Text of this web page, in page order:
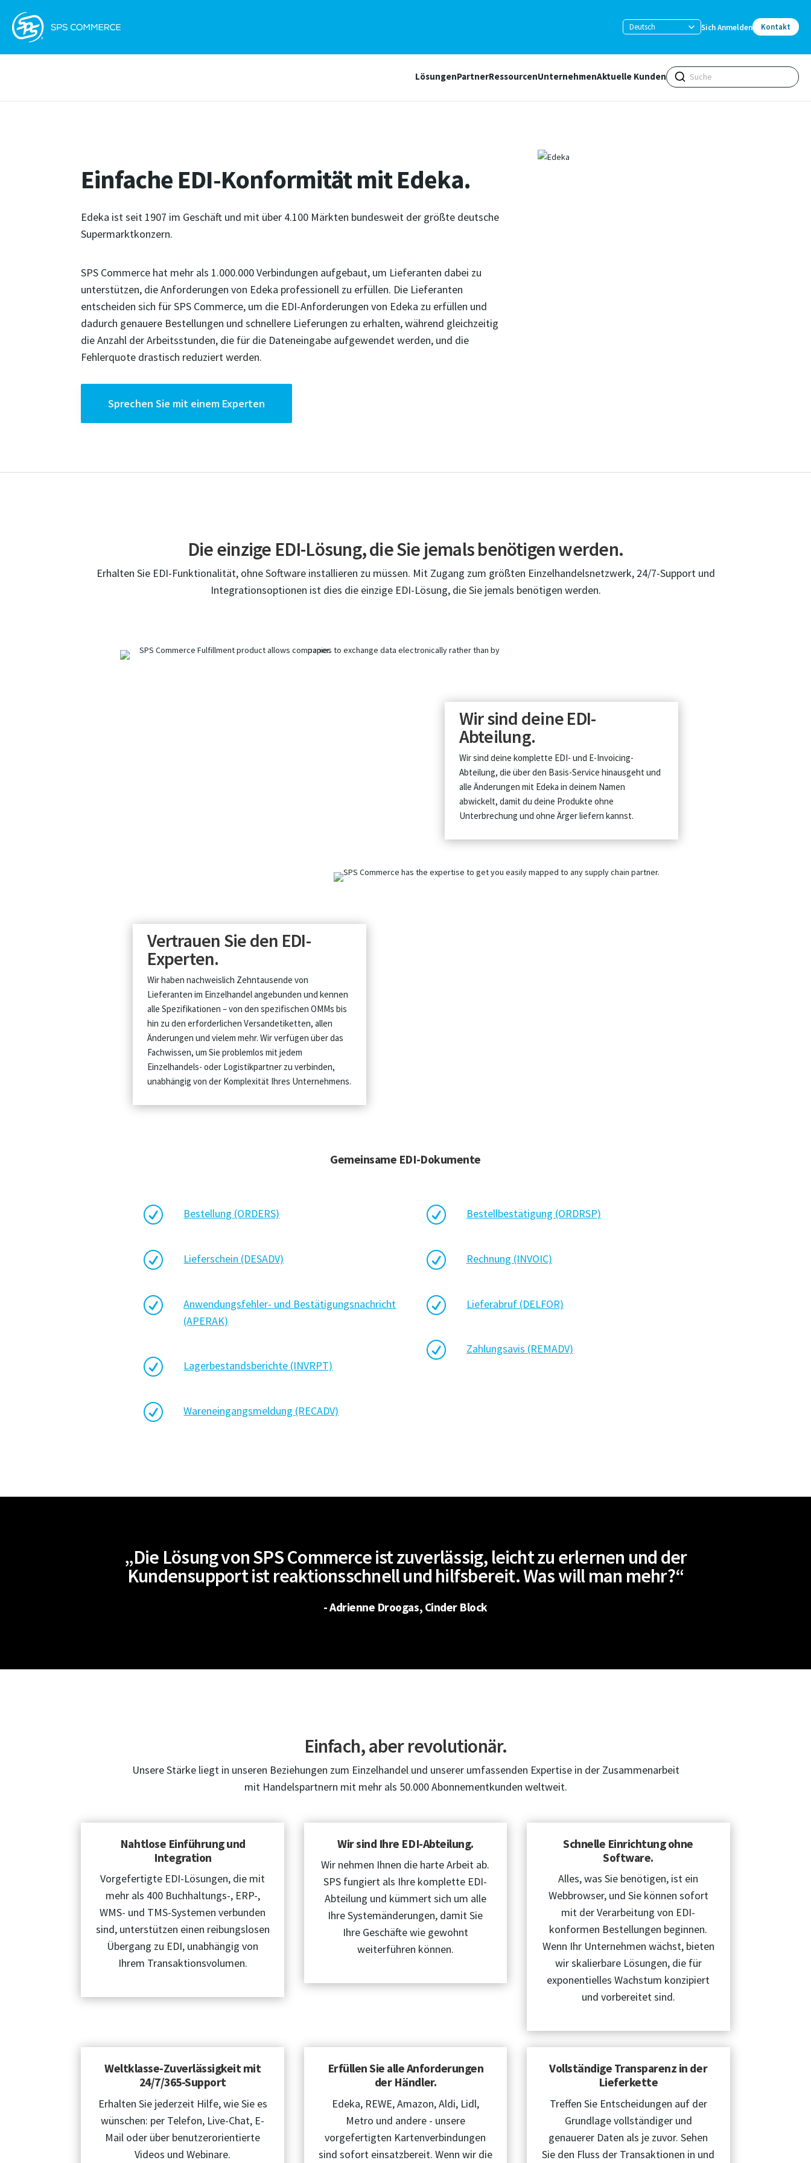
Deutsch Sich Anmelden Kontakt
LösungenPartnerRessourcenUnternehmenAktuelle Kunden
Einfache EDI-Konformität mit Edeka.
Edeka ist seit 1907 im Geschäft und mit über 4.100 Märkten bundesweit der größte deutsche
Supermarktkonzern.
SPS Commerce hat mehr als 1.000.000 Verbindungen aufgebaut, um Lieferanten dabei zu
unterstützen, die Anforderungen von Edeka professionell zu erfüllen. Die Lieferanten
entscheiden sich für SPS Commerce, um die EDI-Anforderungen von Edeka zu erfüllen und
dadurch genauere Bestellungen und schnellere Lieferungen zu erhalten, während gleichzeitig
die Anzahl der Arbeitsstunden, die für die Dateneingabe aufgewendet werden, und die
Fehlerquote drastisch reduziert werden.
Sprechen Sie mit einem Experten
Die einzige EDI-Lösung, die Sie jemals benötigen werden.
Erhalten Sie EDI-Funktionalität, ohne Software installieren zu müssen. Mit Zugang zum größten Einzelhandelsnetzwerk, 24/7-Support und
Integrationsoptionen ist dies die einzige EDI-Lösung, die Sie jemals benötigen werden.
Wir sind deine EDI-
Abteilung.
Wir sind deine komplette EDI- und E-Invoicing-
Abteilung, die über den Basis-Service hinausgeht und
alle Änderungen mit Edeka in deinem Namen
abwickelt, damit du deine Produkte ohne
Unterbrechung und ohne Ärger liefern kannst.
Vertrauen Sie den EDI-
Experten.
Wir haben nachweislich Zehntausende von
Lieferanten im Einzelhandel angebunden und kennen
alle Spezifikationen – von den spezifischen OMMs bis
hin zu den erforderlichen Versandetiketten, allen
Änderungen und vielem mehr. Wir verfügen über das
Fachwissen, um Sie problemlos mit jedem
Einzelhandels- oder Logistikpartner zu verbinden,
unabhängig von der Komplexität Ihres Unternehmens.
Gemeinsame EDI-Dokumente
R Bestellung (ORDERS)
R Lieferschein (DESADV)
R
Anwendungsfehler- und Bestätigungsnachricht
(APERAK)
R Lagerbestandsberichte (INVRPT)
R Wareneingangsmeldung (RECADV)
R Bestellbestätigung (ORDRSP)
R Rechnung (INVOIC)
R Lieferabruf (DELFOR)
R Zahlungsavis (REMADV)
„Die Lösung von SPS Commerce ist zuverlässig, leicht zu erlernen und der
Kundensupport ist reaktionsschnell und hilfsbereit. Was will man mehr?“
- Adrienne Droogas, Cinder Block
Einfach, aber revolutionär.
Unsere Stärke liegt in unseren Beziehungen zum Einzelhandel und unserer umfassenden Expertise in der Zusammenarbeit
mit Handelspartnern mit mehr als 50.000 Abonnementkunden weltweit.
Nahtlose Einführung und
Integration
Vorgefertigte EDI-Lösungen, die mit
mehr als 400 Buchhaltungs-, ERP-,
WMS- und TMS-Systemen verbunden
sind, unterstützen einen reibungslosen
Übergang zu EDI, unabhängig von
Ihrem Transaktionsvolumen.
Wir sind Ihre EDI-Abteilung.
Wir nehmen Ihnen die harte Arbeit ab.
SPS fungiert als Ihre komplette EDI-
Abteilung und kümmert sich um alle
Ihre Systemänderungen, damit Sie
Ihre Geschäfte wie gewohnt
weiterführen können.
Schnelle Einrichtung ohne
Software.
Alles, was Sie benötigen, ist ein
Webbrowser, und Sie können sofort
mit der Verarbeitung von EDI-
konformen Bestellungen beginnen.
Wenn Ihr Unternehmen wächst, bieten
wir skalierbare Lösungen, die für
exponentielles Wachstum konzipiert
und vorbereitet sind.
Weltklasse-Zuverlässigkeit mit
24/7/365-Support
Erhalten Sie jederzeit Hilfe, wie Sie es
wünschen: per Telefon, Live-Chat, E-
Mail oder über benutzerorientierte
Videos und Webinare.
Erfüllen Sie alle Anforderungen
der Händler.
Edeka, REWE, Amazon, Aldi, Lidl,
Metro und andere - unsere
vorgefertigten Kartenverbindungen
sind sofort einsatzbereit. Wenn wir die
Vollständige Transparenz in der
Lieferkette
Treffen Sie Entscheidungen auf der
Grundlage vollständiger und
genauerer Daten als je zuvor. Sehen
Sie den Fluss der Transaktionen in und